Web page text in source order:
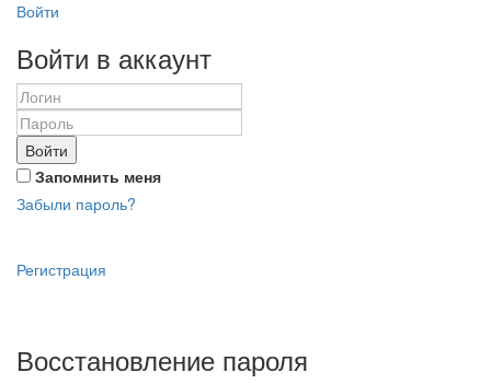
Войти
Войти в аккаунт
Войти
Запомнить меня
Забыли пароль?
Регистрация
Восстановление пароля